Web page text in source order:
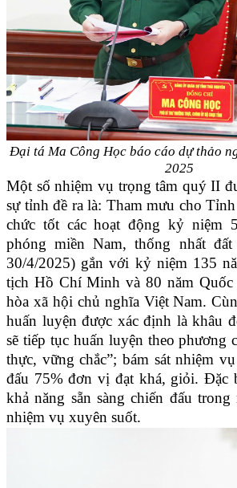
Đại tá Ma Công Học báo cáo dự thảo
2025
Một số nhiệm vụ trọng tâm quý II
sự tỉnh đề ra là: Tham mưu cho
chức tốt các hoạt động kỷ niệm
phóng miền Nam, thống nhất đất
30/4/2025) gắn với kỷ niệm 135
tịch Hồ Chí Minh và 80 năm Quốc
hòa xã hội chủ nghĩa Việt Nam.
huấn luyện được xác định là khâu
sẽ tiếp tục huấn luyện theo phương
thực, vững chắc”; bám sát nhiệm
đấu 75% đơn vị đạt khá, giỏi. Đặc
khả năng sẵn sàng chiến đấu
nhiệm vụ xuyên suốt.